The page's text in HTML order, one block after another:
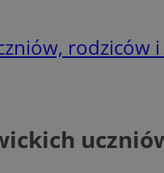
rodziców i